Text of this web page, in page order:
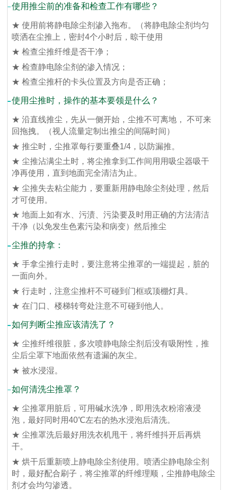
使用推尘前的准备和检查工作有哪些？
★ 使用前将静电除尘剂渗入拖布。（将静电除尘剂均匀
喷洒在尘推上，密封4个小时后，晾干使用
★ 检查尘推纤维是否干净；
★ 检查静电除尘剂的渗入情况；
★ 检查尘推杆的卡头位置及方向是否正确；
使用尘推时，操作的基本要领是什么？
★ 沿直线推尘，先从一侧开始，尘推不可离地， 不可来
回拖拽。（视人流量定制出推尘的间隔时间）
★ 推尘时，尘推罩每行要重叠1/4，以防漏推。
★ 尘推沾满尘土时，将尘推拿到工作间用用吸尘器吸干
净再使用，直到地面完全清洁为止。
★ 尘推失去粘尘能力，要重新用静电除尘剂处理，然后
才可使用。
★ 地面上如有水、污渍、污染要及时用正确的方法清洁
干净（以免发生色素污染和病变）然后推尘
尘推的持拿：
★ 手拿尘推行走时，要注意将尘推罩的一端提起，脏的
一面向外。
★ 行走时，注意尘推杆不可碰到门框或顶棚灯具。
★ 在门口、楼梯转弯处注意不可碰到他人。
如何判断尘推应该清洗了？
★ 尘推纤维很脏，多次喷静电除尘剂后没有吸附性，推
尘后尘罩下地面依然有遗漏的灰尘。
★ 被水浸湿。
如何清洗尘推罩？
★ 尘推罩用脏后，可用碱水洗净，即用洗衣粉溶液浸
泡，最好同时用40℃左右的热水浸泡后清洗。
★ 尘推罩洗后最好用洗衣机甩干，将纤维抖开后再烘
干。
★ 烘干后重新喷上静电除尘剂使用。喷洒尘静电除尘剂
时，最好配合刷子，将尘推罩的纤维理顺，尘推静电除尘
剂才会均匀渗透。